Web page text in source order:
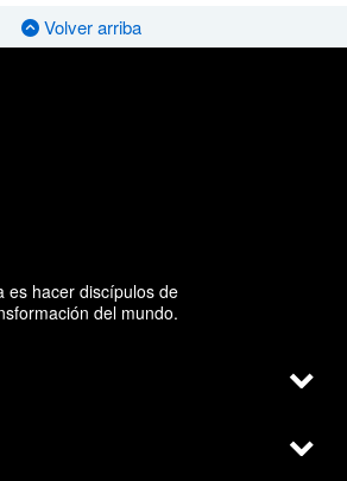
Volver arriba
es hacer discípulos de
del mundo.